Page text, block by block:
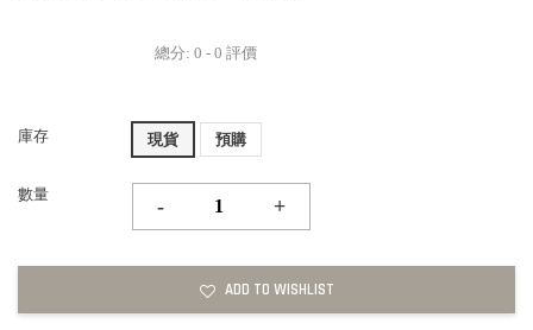
總分: 0 - 0 評價
庫存 現貨 預購
數量
- +
ADD TO WISHLIST